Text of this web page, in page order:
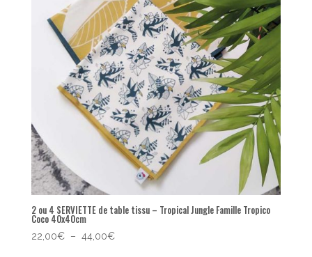
2 ou 4 SERVIETTE de table tissu – Tropical Jungle Famille Tropico
Coco 40x40cm
22,00€ – 44,00€Plage